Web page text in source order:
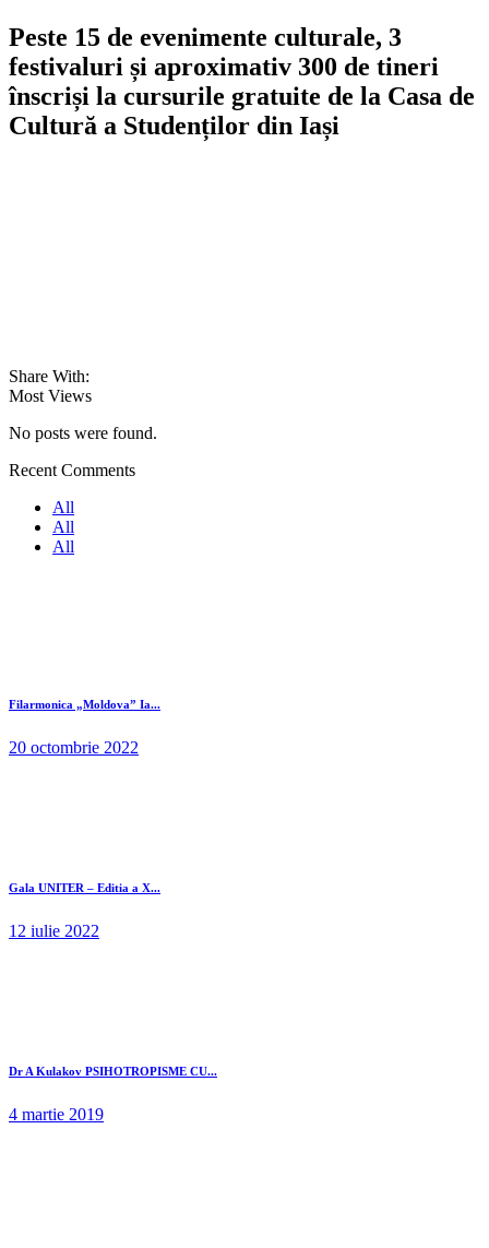
Peste 15 de evenimente culturale, 3
festivaluri și aproximativ 300 de tineri
înscriși la cursurile gratuite de la Casa de
Cultură a Studenților din Iași
Share With:
Most Views
No posts were found.
Recent Comments
All
All
All
Filarmonica „Moldova” Ia...
20 octombrie 2022
Gala UNITER – Editia a X...
12 iulie 2022
Dr A Kulakov PSIHOTROPISME CU...
4 martie 2019